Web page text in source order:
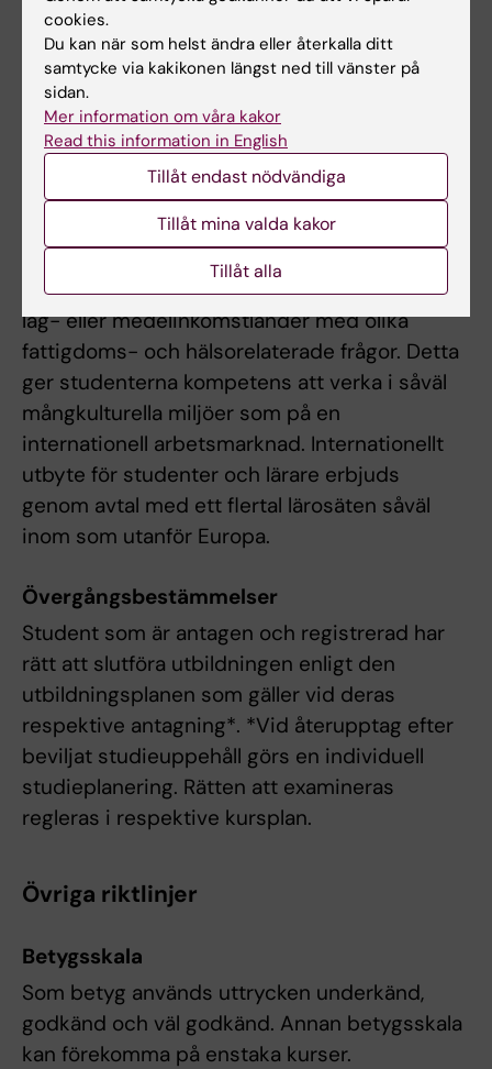
och tillämpade kurser där studenterna
granskar, kritiskt värderar och sammanfattar
litteratur kring specifika frågeställningar.
Internationalisering
Kurserna i programmet genomsyras av ett
internationellt perspektiv som utvecklar
studenternas förståelse och reflektion kring
folkhälsoproblem och ansatser för det
förebyggande arbetet i olika kontexter, t.ex.
låg- eller medelinkomstländer med olika
fattigdoms- och hälsorelaterade frågor. Detta
ger studenterna kompetens att verka i såväl
mångkulturella miljöer som på en
internationell arbetsmarknad. Internationellt
utbyte för studenter och lärare erbjuds
genom avtal med ett flertal lärosäten såväl
inom som utanför Europa.
Övergångsbestämmelser
Student som är antagen och registrerad har
rätt att slutföra utbildningen enligt den
utbildningsplanen som gäller vid deras
respektive antagning*. *Vid återupptag efter
beviljat studieuppehåll görs en individuell
studieplanering. Rätten att examineras
regleras i respektive kursplan.
Övriga riktlinjer
Betygsskala
Som betyg används uttrycken underkänd,
godkänd och väl godkänd. Annan betygsskala
kan förekomma på enstaka kurser.
cookies.
Du kan när som helst ändra eller återkalla ditt
samtycke via kakikonen längst ned till vänster på
sidan.
Mer information om våra kakor
Read this information in English
Tillåt endast nödvändiga
Tillåt mina valda kakor
Tillåt alla